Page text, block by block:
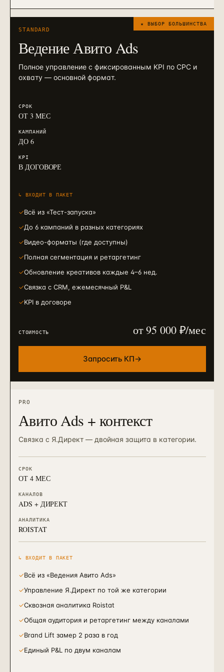
★ ВЫБОР БОЛЬШИНСТВА
STANDARD
Ведение Авито Ads
Полное управление с фиксированным KPI по CPC и
охвату — основной формат.
СРОК
ОТ 3 МЕС
КАМПАНИЙ
ДО 6
KPI
В ДОГОВОРЕ
↳ ВХОДИТ В ПАКЕТ
✓Всё из «Тест-запуска»
✓До 6 кампаний в разных категориях
✓Видео-форматы (где доступны)
✓Полная сегментация и ретаргетинг
✓Обновление креативов каждые 4–6 нед.
✓Связка с CRM, ежемесячный P&L
✓KPI в договоре
СТОИМОСТЬ от 95 000 ₽/мес
Запросить КП→
PRO
Авито Ads + контекст
Связка с Я.Директ — двойная защита в категории.
СРОК
ОТ 4 МЕС
КАНАЛОВ
ADS + ДИРЕКТ
АНАЛИТИКА
ROISTAT
↳ ВХОДИТ В ПАКЕТ
✓Всё из «Ведения Авито Ads»
✓Управление Я.Директ по той же категории
✓Сквозная аналитика Roistat
✓Общая аудитория и ретаргетинг между каналами
✓Brand Lift замер 2 раза в год
✓Единый P&L по двум каналам